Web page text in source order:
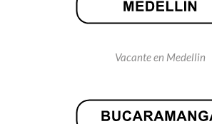
Vacante en Medellin